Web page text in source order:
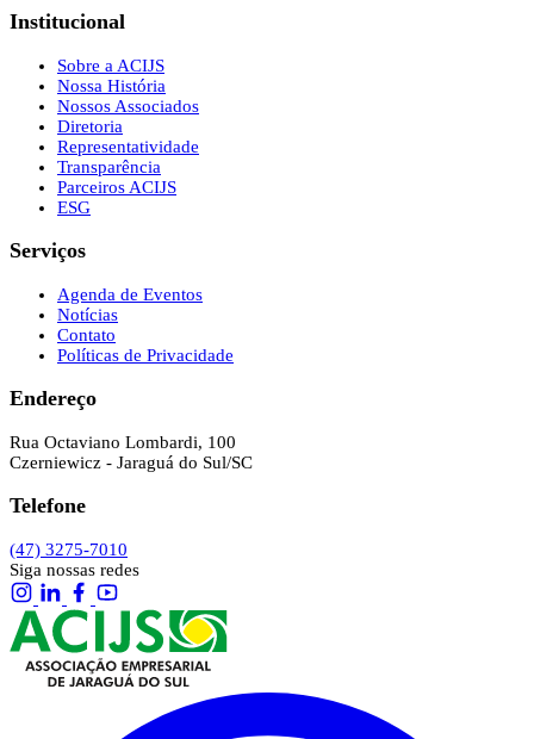
Institucional
Sobre a ACIJS
Nossa História
Nossos Associados
Diretoria
Representatividade
Transparência
Parceiros ACIJS
ESG
Serviços
Agenda de Eventos
Notícias
Contato
Políticas de Privacidade
Endereço
Rua Octaviano Lombardi, 100
Czerniewicz - Jaraguá do Sul/SC
Telefone
(47) 3275-7010
Siga nossas redes